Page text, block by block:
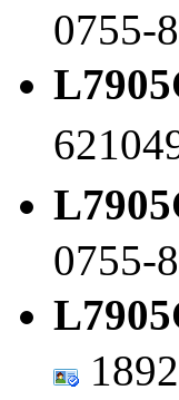
0755-
0755-